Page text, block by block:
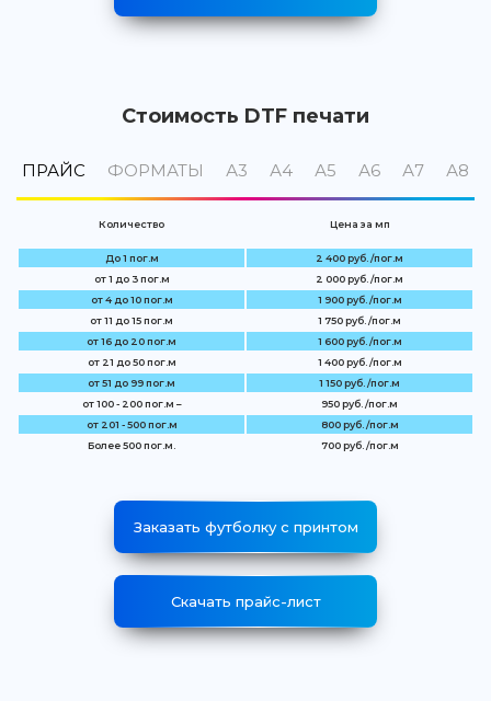
Стоимость DTF печати
ПРАЙС ФОРМАТЫ А3 А4 А5 А6 А7 А8
Количество Цена за мп
До 1 пог.м
2 400 руб. /пог.м
от 1 до 3 пог.м
2 000 руб. /пог.м
от 4 до 10 пог.м
1 900 руб. /пог.м
от 11 до 15 пог.м
1 750 руб. /пог.м
от 16 до 20 пог.м
1 600 руб. /пог.м
от 21 до 50 пог.м
1 400 руб. /пог.м
от 51 до 99 пог.м
1 150 руб. /пог.м
от 100 - 200 пог.м –
950 руб. /пог.м
от 201 - 500 пог.м
800 руб. /пог.м
Более 500 пог.м.
700 руб. /пог.м
Заказать футболку с принтом
Скачать прайс-лист